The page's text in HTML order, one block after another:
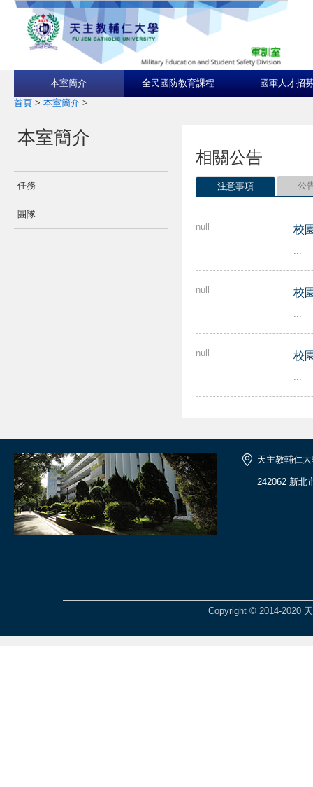
本室簡介 全民國防教育課程 國軍人才招
首頁 > 本室簡介 >
本室簡介
任務
團隊
相關公告
注意事項 公
null 校
...
null 校
...
null 校
...
天主教輔仁
242062 新北
Copyright © 2014-2020